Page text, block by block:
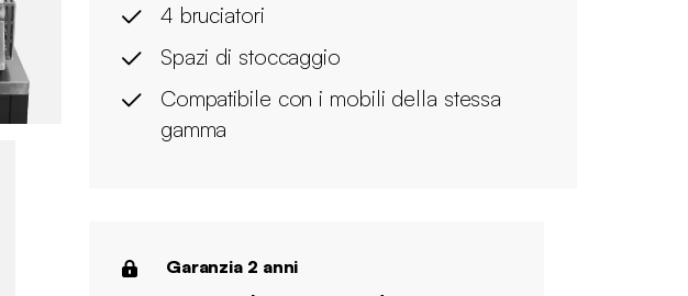
4 bruciatori
Spazi di stoccaggio
Compatibile con i mobili della stessa
gamma
Garanzia 2 anni